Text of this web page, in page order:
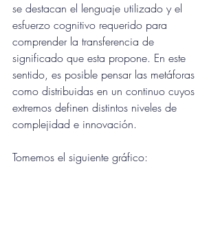
se destacan el lenguaje utilizado y el
esfuerzo cognitivo requerido para
comprender la transferencia de
significado que esta propone. En este
sentido, es posible pensar las metáforas
como distribuidas en un continuo cuyos
extremos definen distintos niveles de
complejidad e innovación.
Tomemos el siguiente gráfico: